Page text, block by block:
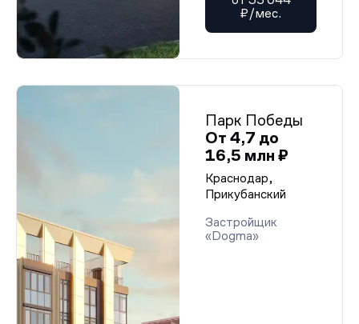
₽/мес.
Парк Победы
От 4,7 до
16,5 млн ₽
Краснодар,
Прикубанский
Застройщик
«Dogma»